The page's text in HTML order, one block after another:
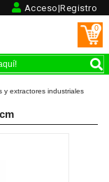
Acceso|Registro
0
y extractores industriales